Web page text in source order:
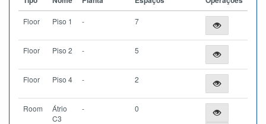
Floor Piso 1 - 7
Floor Piso 2 - 5
Floor Piso 4 - 2
Room
Átrio
C3
- 0